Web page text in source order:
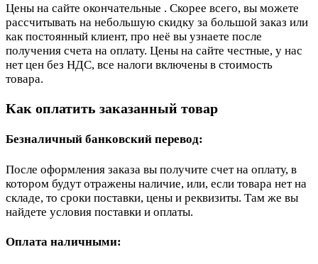
Цены на сайте окончательные . Скорее всего, вы можете
рассчитывать на небольшую скидку за большой заказ или
как постоянный клиент, про неё вы узнаете после
получения счета на оплату. Цены на сайте честные, у нас
нет цен без НДС, все налоги включены в стоимость
товара.
Как оплатить заказанный товар
Безналичный банковский перевод:
После оформления заказа вы получите счет на оплату, в
котором будут отражены наличие, или, если товара нет на
складе, то сроки поставки, цены и реквизиты. Там же вы
найдете условия поставки и оплаты.
Оплата наличными: